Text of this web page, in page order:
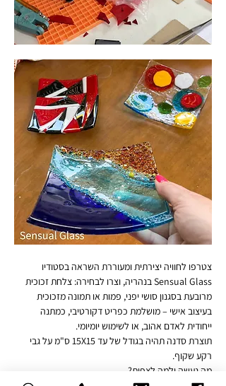
צטרפו לחוויה יצירתית ומעוררת השראה בסטודיו
Sensual Glass בנהריה, וצרו לבחירה: צלחת זכוכית
מרובעת בסגנון סושי יפני, פמות או תמונה מזכוכית
בעיצוב אישי – מושלמת כפריט דקורטיבי, כמתנה
ייחודית לאדם אהוב, או לשימוש יומיומי.
תוצרת סדנה תהיה בגודל של עד 15X15 ס"מ על גבי
רקע שקוף.
מה נעשה ולמה לצפות?